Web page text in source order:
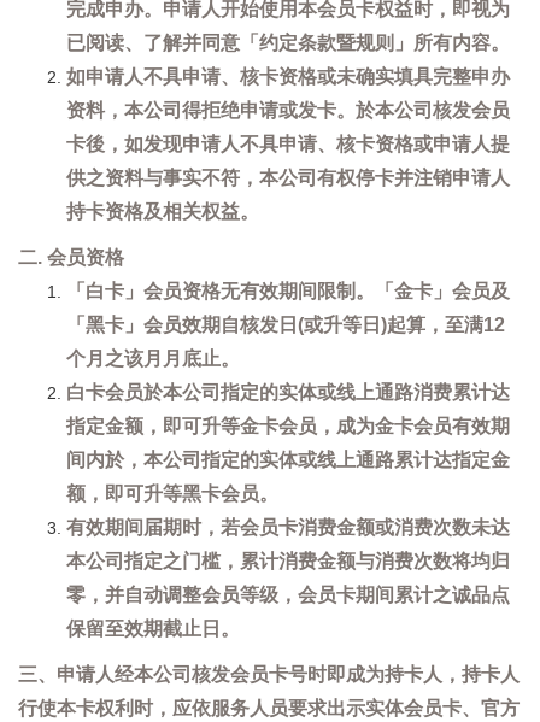
完成申办。申请人开始使用本会员卡权益时，即视为
已阅读、了解并同意「约定条款暨规则」所有内容。
如申请人不具申请、核卡资格或未确实填具完整申办
资料，本公司得拒绝申请或发卡。於本公司核发会员
卡後，如发现申请人不具申请、核卡资格或申请人提
供之资料与事实不符，本公司有权停卡并注销申请人
持卡资格及相关权益。
二. 会员资格
「白卡」会员资格无有效期间限制。「金卡」会员及
「黑卡」会员效期自核发日(或升等日)起算，至满12
个月之该月月底止。
白卡会员於本公司指定的实体或线上通路消费累计达
指定金额，即可升等金卡会员，成为金卡会员有效期
间内於，本公司指定的实体或线上通路累计达指定金
额，即可升等黑卡会员。
有效期间届期时，若会员卡消费金额或消费次数未达
本公司指定之门槛，累计消费金额与消费次数将均归
零，并自动调整会员等级，会员卡期间累计之诚品点
保留至效期截止日。
三、申请人经本公司核发会员卡号时即成为持卡人，持卡人
行使本卡权利时，应依服务人员要求出示实体会员卡、官方